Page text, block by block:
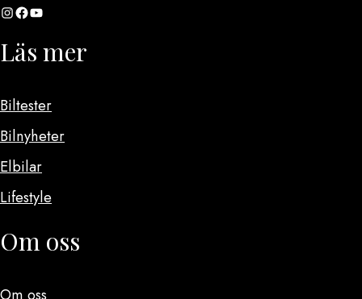
InstagramFacebook YouTube
Läs mer
Biltester
Bilnyheter
Elbilar
Lifestyle
Om oss
Om oss